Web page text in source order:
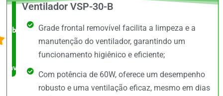
O +
barato,
avaliado!
Ventilador VSP-30-B
Grade frontal removível facilita a limpeza e a
manutenção do ventilador, garantindo um
funcionamento higiênico e eficiente;
Com potência de 60W, oferece um desempenho
robusto e uma ventilação eficaz, mesmo em dias